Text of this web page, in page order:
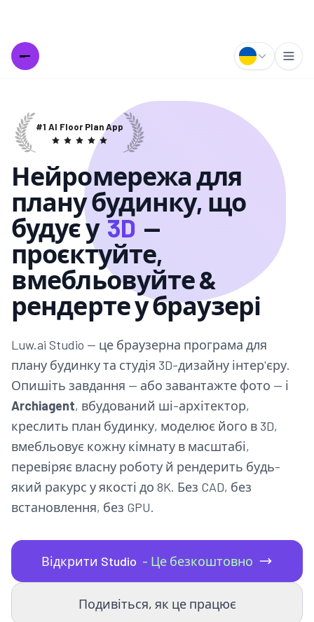
#1 AI Floor Plan App
Нейромережа для
плану будинку, що
будує у 3D —
проєктуйте,
вмебльовуйте &
рендерте у браузері
Luw.ai Studio — це браузерна програма для
плану будинку та студія 3D-дизайну інтер'єру.
Опишіть завдання — або завантажте фото — і
Archiagent, вбудований ші-архітектор,
креслить план будинку, моделює його в 3D,
вмебльовує кожну кімнату в масштабі,
перевіряє власну роботу й рендерить будь-
який ракурс у якості до 8K. Без CAD, без
встановлення, без GPU.
Відкрити Studio - Це безкоштовно
Подивіться, як це працює